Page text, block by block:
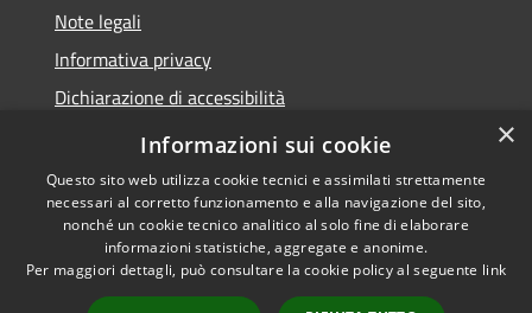
Note legali
Informativa privacy
Dichiarazione di accessibilità
Obiettivi di accessibilità
Accessibilità
Copyright © 2026 • Comune di
San Giorgio Bigarello •
×
Informazioni sui cookie
Questo sito web utilizza cookie tecnici e assimilati strettamente
necessari al corretto funzionamento e alla navigazione del sito,
nonché un cookie tecnico analitico al solo fine di elaborare
informazioni statistiche, aggregate e anonime.
Per maggiori dettagli, può consultare la cookie policy al seguente link